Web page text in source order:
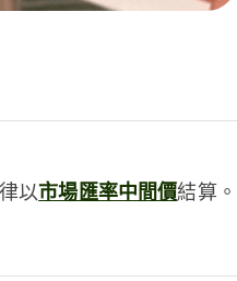
以市場匯率中間價結算。